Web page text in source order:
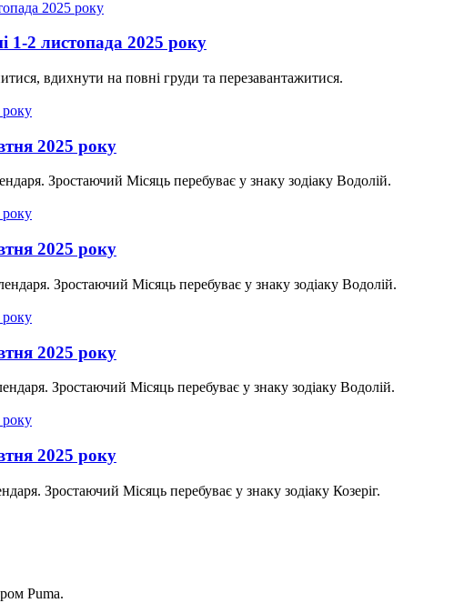
1-2 листопада 2025 року
вдихнути на повні груди та перезавантажитися.
2025 року
Зростаючий Місяць перебуває у знаку зодіаку Водолій.
2025 року
Зростаючий Місяць перебуває у знаку зодіаку Водолій.
2025 року
Зростаючий Місяць перебуває у знаку зодіаку Водолій.
2025 року
Зростаючий Місяць перебуває у знаку зодіаку Козеріг.
Puma.